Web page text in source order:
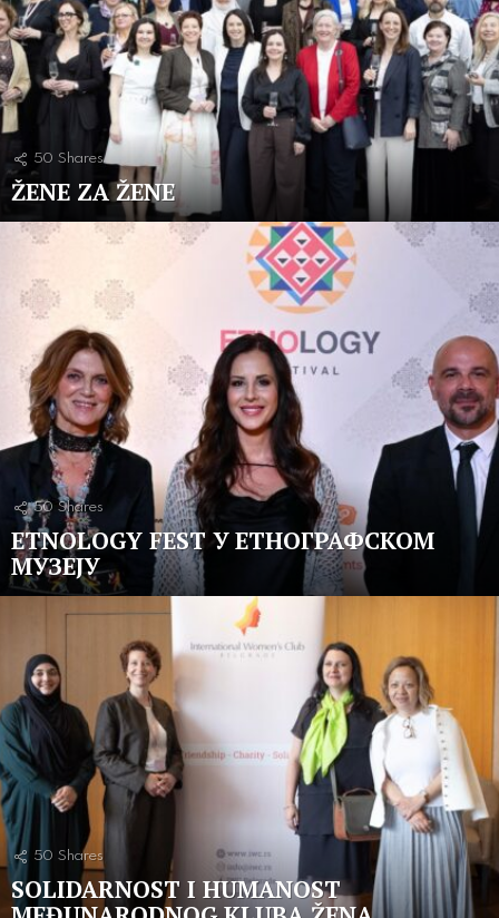
50 Shares
ŽENE ZA ŽENE
50 Shares
ETNOLOGY FEST У ЕТНОГРАФСКОМ
МУЗЕЈУ
50 Shares
SOLIDARNOST I HUMANOST